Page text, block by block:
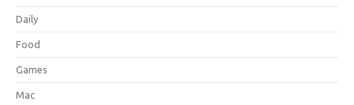
Daily
Food
Games
Mac